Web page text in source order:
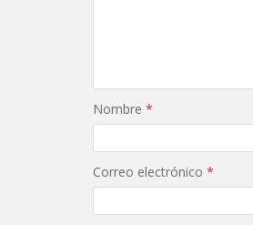
Nombre *
Correo electrónico *